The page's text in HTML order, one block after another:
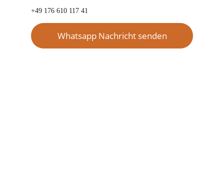
+49 176 610 117 41
Whatsapp Nachricht senden